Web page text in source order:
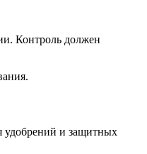
Контроль должен
удобрений и защитных